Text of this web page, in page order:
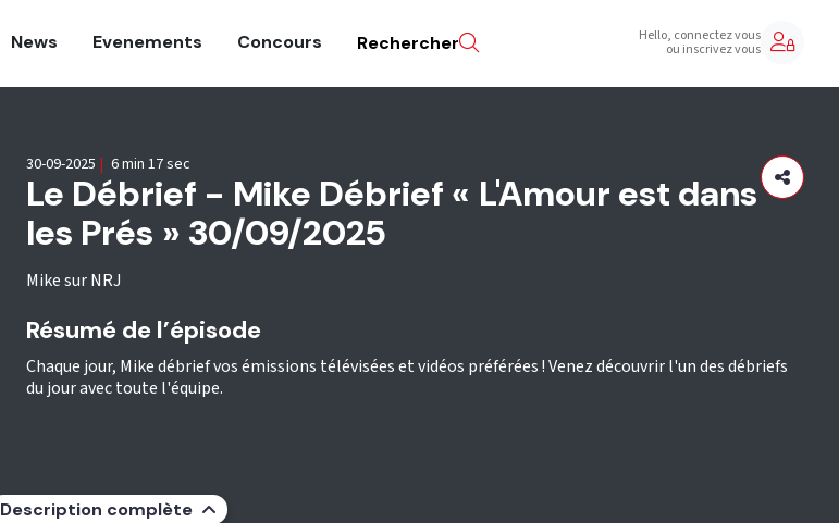
News Evenements Concours Rechercher Hello, connectez vous
ou inscrivez vous
Le Débrief - Mike Débrief « L'Amour est dans
les Prés » 30/09/2025
Mike sur NRJ
30-09-2025 | 6 min 17 sec
Résumé de l’épisode
Chaque jour, Mike débrief vos émissions télévisées et vidéos préférées ! Venez découvrir l'un des débriefs
du jour avec toute l'équipe.
Description complète